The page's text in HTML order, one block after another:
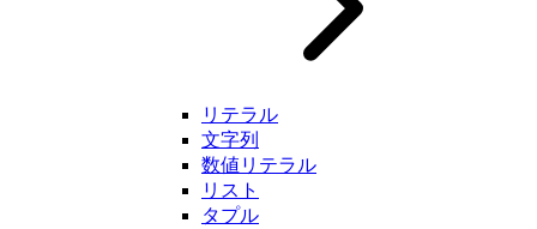
リテラル
文字列
数値リテラル
リスト
タプル